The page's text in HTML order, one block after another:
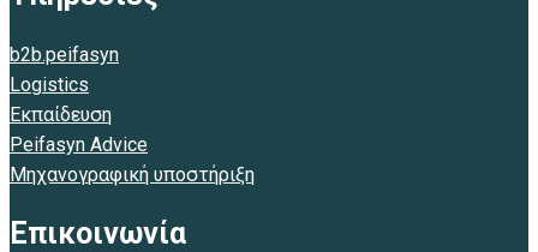
b2b.peifasyn
Logistics
Εκπαίδευση
Peifasyn Advice
Μηχανογραφική υποστήριξη
Επικοινωνία